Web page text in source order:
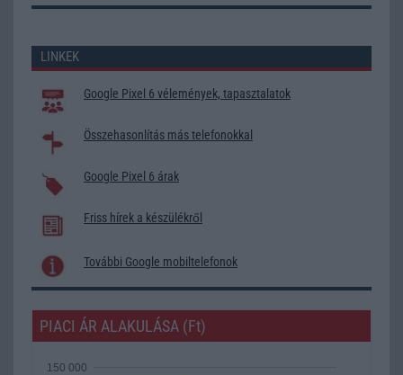
LINKEK
Google Pixel 6 vélemények, tapasztalatok
Összehasonlítás más telefonokkal
Google Pixel 6 árak
Friss hírek a készülékről
További Google mobiltelefonok
PIACI ÁR ALAKULÁSA (Ft)
150 000